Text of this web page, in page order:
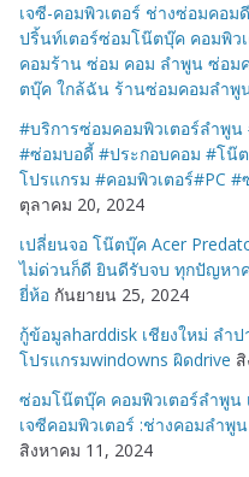
เจซี-คอมพิวเตอร์ ช่างซ่อมค
ปริ้นท์เตอร์ซ่อมโน๊ตบุ๊ค คอมพิว
คอมร้าน ซ่อม คอม ลำพูน ซ่อ
ตบุ๊ค ใกล้ฉัน ร้านซ่อมคอมลำพู
#บริการซ่อมคอมพิวเตอร์ลำพู
#ซ่อมบอดี้ #ประกอบคอม #โน๊
โปรแกรม #คอมพิวเตอร์#PC
ตุลาคม 20, 2024
เปลี่ยนจอ โน๊ตบุ๊ค Acer
ไม่ด่วนก็ดี ยินดีรับจบ ทุกปัญหา
ยี่ห้อ กันยายน 25, 2024
กู้ข้อมูลharddisk เชียงใหม่ ลำ
โปรแกรมwindowns ผิดdrive
ซ่อมโน๊ตบุ๊ค คอมพิวเตอร์ลำพูน
เจซีคอมพิวเตอร์ :ช่างคอมลำพู
สิงหาคม 11, 2024